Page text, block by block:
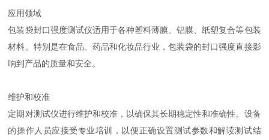
应用领域
包装袋封口强度测试仪适用于各种塑料薄膜、铝膜、纸塑复合等包装
材料。特别是在食品、药品和化妆品行业，包装袋的封口强度直接影
响到产品的质量和安全。
维护和校准
定期对测试仪进行维护和校准，以确保其长期稳定性和准确性。设备
的操作人员应接受专业培训，以便正确设置测试参数和解读测试结